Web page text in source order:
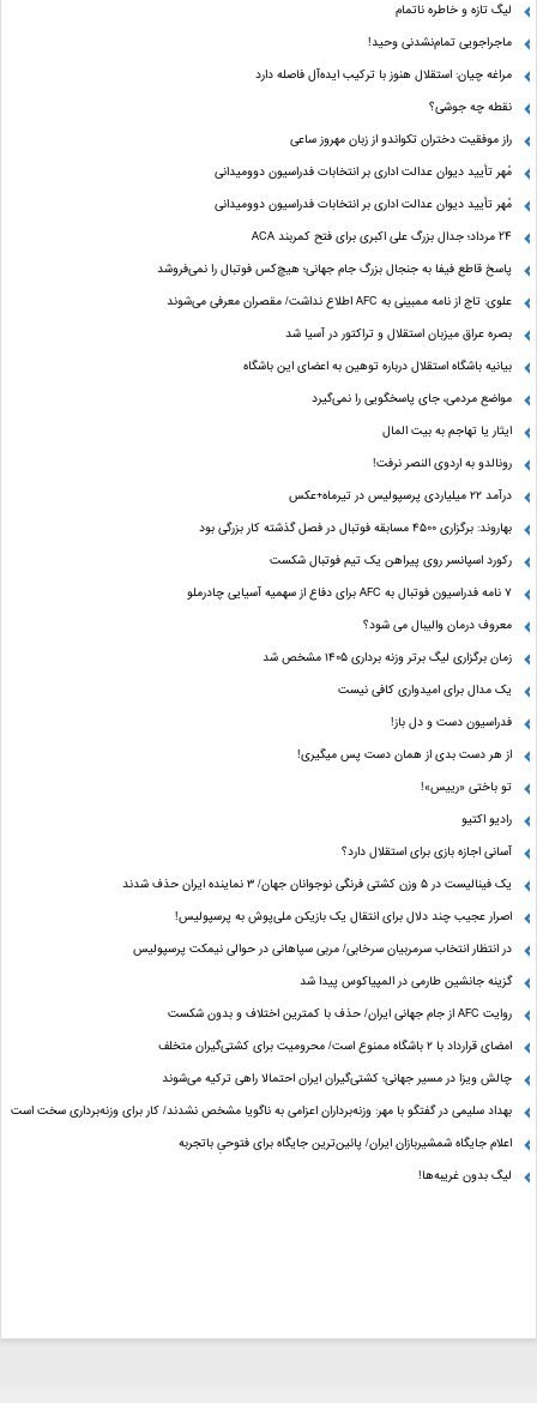
لیگ تازه و خاطره ناتمام
ماجراجویی تمام‌نشدنی وحید!
مراغه چیان: استقلال هنوز با ترکیب ایده‌آل فاصله دارد
نقطه چه جوشی؟
راز موفقیت دختران تکواندو از زبان مهروز ساعی
مُهر تأیید دیوان عدالت اداری بر انتخابات فدراسیون دوومیدانی
مُهر تأیید دیوان عدالت اداری بر انتخابات فدراسیون دوومیدانی
24 مرداد؛ جدال بزرگ علی‌ اکبری برای فتح کمربند ACA
پاسخ قاطع فیفا به جنجال بزرگ جام جهانی؛ هیچ‌کس فوتبال را نمی‌فروشد
علوی: تاج از نامه ممبینی به AFC اطلاع نداشت/ مقصران معرفی می‌شوند
بصره عراق میزبان استقلال و تراکتور در آسیا شد
بیانیه باشگاه استقلال درباره توهین به اعضای این باشگاه
مواضع مردمی، جای پاسخگویی را نمی‌گیرد
ایثار یا تهاجم به بیت المال
رونالدو به اردوی النصر نرفت!
درآمد ۲۲ میلیاردی پرسپولیس در تیرماه+عکس
بهاروند: برگزاری ۴۵۰۰ مسابقه فوتبال در فصل گذشته کار بزرگی بود
رکورد اسپانسر روی پیراهن یک تیم فوتبال شکست
۷ نامه فدراسیون فوتبال به AFC برای دفاع از سهمیه آسیایی چادرملو
معروف درمان والیبال می شود؟
زمان برگزاری لیگ برتر وزنه برداری ۱۴۰۵ مشخص شد
یک مدال برای امیدواری کافی نیست
فدراسیون دست‌ و دل باز!
از هر دست بدی از همان دست پس میگیری!
تو باختی «رییس»!
رادیو اکتیو
آسانی اجازه بازی برای استقلال دارد؟
یک فینالیست در ۵ وزن کشتی فرنگی نوجوانان جهان/ ۳ نماینده ایران حذف شدند
اصرار عجیب چند دلال برای انتقال یک بازیکن ملی‌پوش به پرسپولیس!
در انتظار انتخاب سرمربیان سرخابی/ مربی سپاهانی در حوالی نیمکت پرسپولیس
گزینه جانشین طارمی در المپیاکوس پیدا شد
روایت AFC از جام جهانی ایران/ حذف با کمترین اختلاف و بدون شکست
امضای قرارداد با ۲ باشگاه ممنوع است/ محرومیت برای کشتی‌گیران متخلف
چالش ویزا در مسیر جهانی؛ کشتی‌گیران ایران احتمالا راهی ترکیه می‌شوند
بهداد سلیمی در گفتگو با مهر: وزنه‌برداران اعزامی به ناگویا مشخص نشدند/ کار برای وزنه‌برداری سخت است
اعلام جایگاه شمشیربازان ایران/ پائین‌ترین جایگاه برای فتوحیِ باتجربه
لیگ بدون غریبه‌ها!